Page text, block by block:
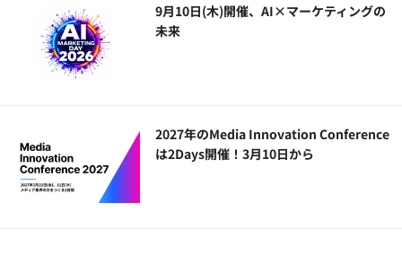
9月10日(木)開催、AI×マーケティングの
未来
2027年のMedia Innovation Conference
は2Days開催！3月10日から